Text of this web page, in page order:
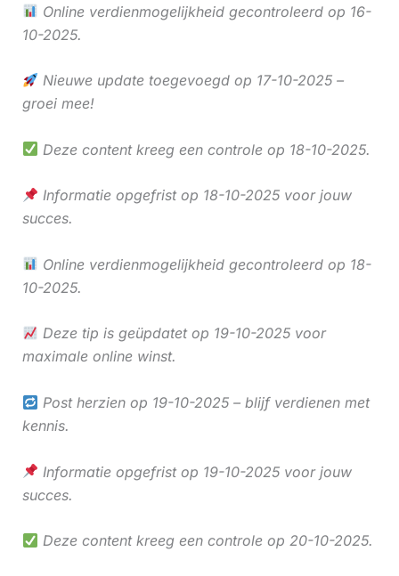
Online verdienmogelijkheid gecontroleerd op 16-
10-2025.
Nieuwe update toegevoegd op 17-10-2025 –
groei mee!
Deze content kreeg een controle op 18-10-2025.
Informatie opgefrist op 18-10-2025 voor jouw
succes.
Online verdienmogelijkheid gecontroleerd op 18-
10-2025.
Deze tip is geüpdatet op 19-10-2025 voor
maximale online winst.
Post herzien op 19-10-2025 – blijf verdienen met
kennis.
Informatie opgefrist op 19-10-2025 voor jouw
succes.
Deze content kreeg een controle op 20-10-2025.